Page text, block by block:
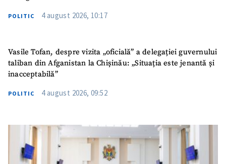
POLITIC 4 august 2026, 10:17
Vasile Tofan, despre vizita „oficială” a delegației guvernului
taliban din Afganistan la Chișinău: „Situația este jenantă și
inacceptabilă”
POLITIC 4 august 2026, 09:52